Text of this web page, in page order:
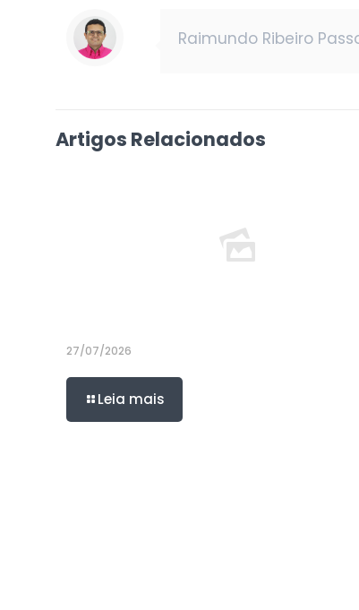
Raimundo Ribeiro
Artigos Relacionados
27/07/2026
Leia mais